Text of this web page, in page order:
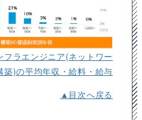
ラエンジニア(ネットワー
築)の平均年収・給料・給与
▲目次へ戻る